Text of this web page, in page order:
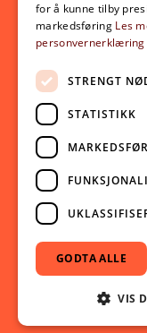
Aktuelt
Nyheter
Nyhetsbrev
Ledige
Følg oss på
Facebook
Instagram
Youtube
LinkedIn
TikTok
for å kunne tilby
markedsføring Les
personvernerklæring
STRENGT
STATISTIKK
GODTA ALLE
VIS